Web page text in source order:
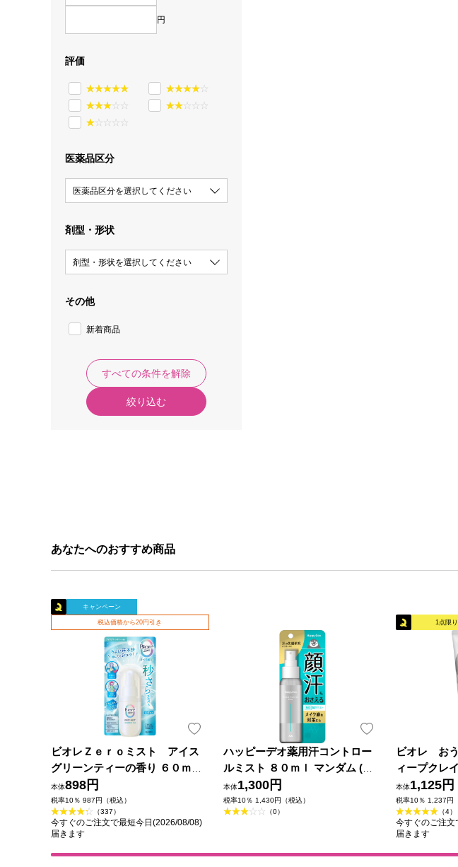
円
評価
医薬品区分
医薬品区分を選択してください
剤型・形状
剤型・形状を選択してください
その他
新着商品
すべての条件を解除
絞り込む
あなたへのおすすめ商品
キャンペーン
税込価格から20円引き
ビオレＺｅｒｏミスト アイス
グリーンティーの香り ６０ｍＬ
花王
本体898円
税率10％ 987円（税込）
（337）
今すぐのご注文で最短今日(2026/08/08)
届きます
ハッピーデオ薬用汗コントロー
ルミスト ８０ｍｌ マンダム (医
薬部外品)
本体1,300円
税率10％ 1,430円（税込）
（0）
1点限り
ビオレ お
ィープクレ
本体1,125円
税率10％ 1,237円
（4）
今すぐのご注
届きます